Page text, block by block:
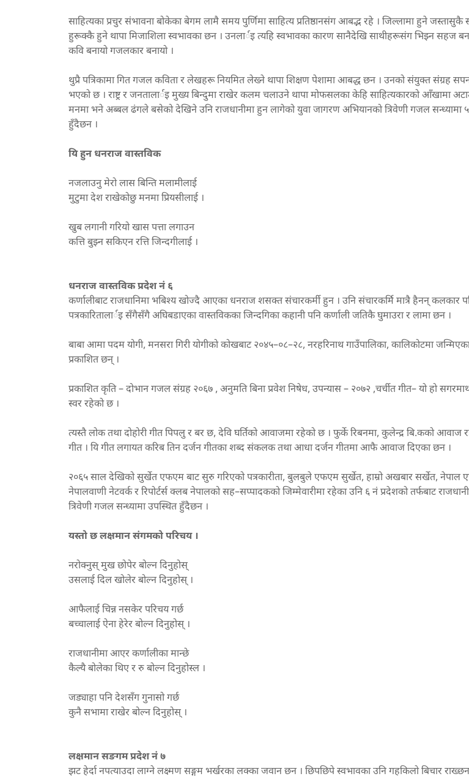
साहित्यका प्रचुर संभावना बोकेका बेगम लामै समय पुर्णिमा साहित्य प्रतिष्ठानसंग आबद्भ रहे । जिल्लामा हुने जस्तासुकै
हुरूक्कै हुने थापा मिजाशिला स्वभावका छन । उनलार्इ त्यहि स्वभावका कारण सानैदेखि साथीहरूसंग भिझ्न सहज
कवि बनायो गजलकार बनायो ।
थुप्रै पत्रिकामा गित गजल कविता र लेखहरू नियमित लेख्ने थापा शिक्षण पेशामा आबद्ध छन । उनको संयुक्त संग्रह
भएको छ । राष्ट्र र जनतालार्इ मुख्य बिन्दुमा राखेर कलम चलाउने थापा मोफसलका केहि साहित्यकारको आँखामा
मनमा भने अब्बल ढंगले बसेको देखिने उनि राजधानीमा हुन लागेको युवा जागरण अभियानको त्रिवेणी गजल सन्ध्यामा ५
हुँदैछन ।
यि हुन धनराज वास्तविक
नजलाउनु मेरो लास बिन्ति मलामीलाई
मुटुमा देश राखेकोछु मनमा प्रियसीलाई ।
खुब लगानी गरियो खास पत्ता लगाउन
कत्ति बुझ्न सकिएन रत्ति जिन्दगीलाई ।
धनराज वास्तविक प्रदेश नं ६
कर्णालीबाट राजधानिमा भबिश्य खोज्दै आएका धनराज शसक्त संचारकर्मी हुन । उनि संचारकर्मि मात्रै हैनन् कलकार
पत्रकारितालार्इ सँगैसँगै अघिबडाएका वास्तविकका जिन्दगिका कहानी पनि कर्णाली जतिकै घुमाउरा र लामा छन ।
बाबा आमा पदम योगी, मनसरा गिरी योगीको कोखबाट २०४५–०८–२८, नरहरिनाथ गाउँपालिका, कालिकोटमा
प्रकाशित छन् ।
प्रकाशित कृति – दोभान गजल संग्रह २०६७ , अनुमति बिना प्रवेश निषेध, उपन्यास – २०७२ ,चर्चीत गीत– यो हो
स्वर रहेको छ ।
त्यस्तै लोक तथा दोहोरी गीत पिपलु र बर छ, देवि घर्तिको आवाजमा रहेको छ । फुर्के रिबनमा, कुलेन्द्र बि.कको आवाज
गीत । यि गीत लगायत करिब तिन दर्जन गीतका शब्द संकलक तथा आधा दर्जन गीतमा आफै आवाज दिएका छन ।
२०६५ साल देखिको सुर्खेत एफएम बाट सुरु गरिएको पत्रकारीता, बुलबुले एफएम सुर्खेत, हाम्रो अखबार सर्खेत, नेपाल
नेपालवाणी नेटवर्क र रिपोर्टर्स क्लब नेपालको सह–सप्पादकको जिम्मेवारीमा रहेका उनि ६ नं प्रदेशको तर्फबाट
त्रिवेणी गजल सन्ध्यामा उपस्थित हुँदैछन ।
यस्तो छ लक्षमान संगमको परिचय ।
नरोक्नुस् मुख छोपेर बोल्न दिनुहोस्
उसलाई दिल खोलेर बोल्न दिनुहोस् ।
आफैलाई चिन्न नसकेर परिचय गर्छ
बच्चालाई ऐना हेरेर बोल्न दिनुहोस् ।
राजधानीमा आएर कर्णालीका मान्छे
कैल्यै बोलेका थिए र रु बोल्न दिनुहोस्ल ।
जड्याहा पनि देशसँग गुनासो गर्छ
कुनै सभामा राखेर बोल्न दिनुहोस् ।
लक्षमान सङगम प्रदेश नं ७
झट हेर्दा नपत्याउदा लाग्ने लक्ष्मण सङ्गम भर्खरका लक्का जवान छन । छिपछिपे स्वभावका उनि गहकिलो बिचार